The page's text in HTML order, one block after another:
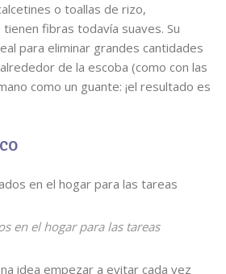
o toallas de rizo,
fibras todavía suaves. Su
para eliminar grandes cantidades
de la escoba (como con las
como un guante: ¡el resultado es
en el hogar para las tareas
idea empezar a evitar cada vez